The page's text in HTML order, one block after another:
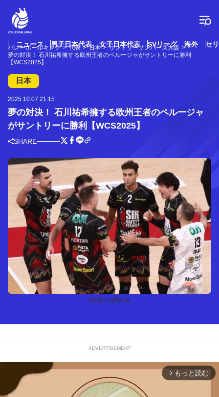
ニュース 男子日本代表 女子日本代表 SVリーグ 海外 セ
バレーボールキング 代表 日本
サントリーサンバーズ大阪
夢の対決！ 石川祐希擁する欧州王者のペルージャがサントリーに勝利
【WCS2025】
日本
2025.10.07 21:15
夢の対決！ 石川祐希擁する欧州王者のペルージャ
がサントリーに勝利【WCS2025】
SHARE
[写真]=山田高央
ADVERTISEMENT
arrow_forward_ios もっと読む